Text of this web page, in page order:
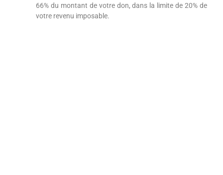
66% du montant de votre don, dans la limite de 20% de
votre revenu imposable.